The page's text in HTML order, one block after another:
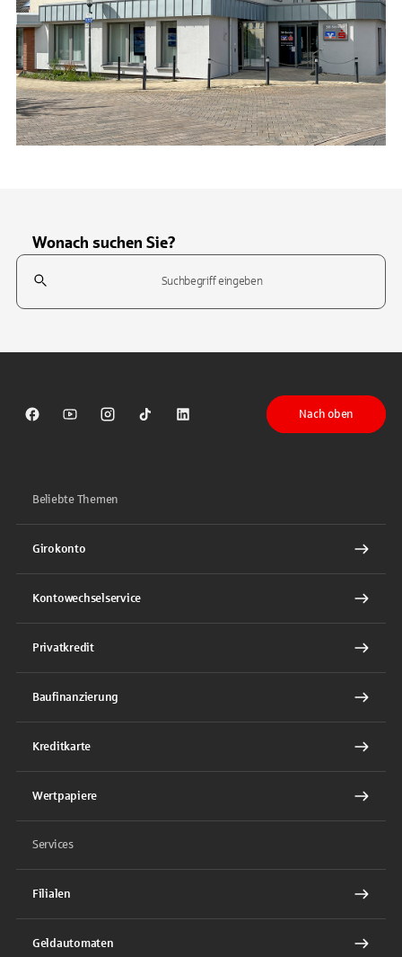
Wonach suchen Sie?
Suchfeld
Sparkasse auf Facebook
Sparkasse auf Youtube
Sparkasse auf Instagram
Sparkasse auf TikTok
Sparkasse auf LinkedIn
Nach oben
Beliebte Themen
Girokonto
Kontowechselservice
Privatkredit
Baufinanzierung
Kreditkarte
Wertpapiere
Services
Filialen
Geldautomaten